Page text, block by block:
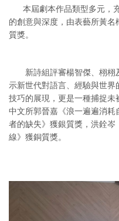
本屆劇本作品類型多元，
的創意與深度，由表藝所黃
質獎。
新詩組評審楊智傑、栩栩
示新世代對語言、經驗與世
技巧的展現，更是一種捕捉
中文所郭晉嘉《浪一遍遍消
者的缺失》獲銀質獎，洪銓
線》獲銅質獎。